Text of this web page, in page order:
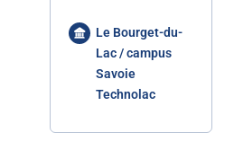
Le Bourget-du-
Lac / campus
Savoie
Technolac